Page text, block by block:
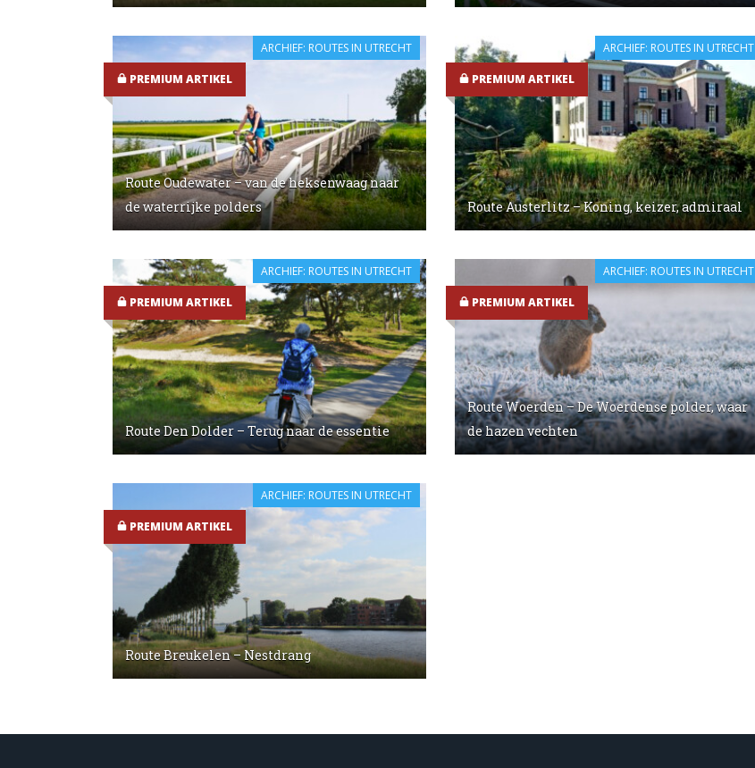
Route Oudewater – van de heksenwaag naar
de waterrijke polders
PREMIUM ARTIKEL
ARCHIEF: ROUTES IN UTRECHT
Route Austerlitz – Koning, keizer, admiraal
PREMIUM ARTIKEL
ARCHIEF: ROUTES IN UTRECHT
Route Den Dolder – Terug naar de essentie
PREMIUM ARTIKEL
ARCHIEF: ROUTES IN UTRECHT
Route Woerden – De Woerdense polder, waar
de hazen vechten
PREMIUM ARTIKEL
ARCHIEF: ROUTES IN UTRECHT
Route Breukelen – Nestdrang
PREMIUM ARTIKEL
ARCHIEF: ROUTES IN UTRECHT